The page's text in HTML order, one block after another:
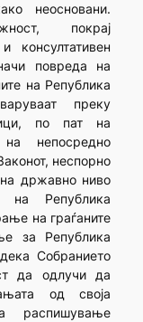
неосновани.
покрај
консултативен
повреда на
на Република
преку
по пат на
непосредно
неспорно
државно ниво
Република
на граѓаните
за Република
Собранието
да одлучи да
од своја
распишување